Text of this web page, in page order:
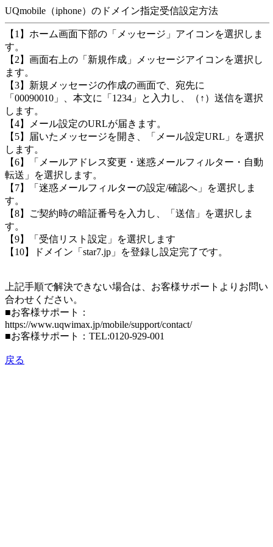
UQmobile（iphone）のドメイン指定受信設定方法
【1】ホーム画面下部の「メッセージ」アイコンを選択しま
す。
【2】画面右上の「新規作成」メッセージアイコンを選択し
ます。
【3】新規メッセージの作成の画面で、宛先に
「00090010」、本文に「1234」と入力し、（↑）送信を選択
します。
【4】メール設定のURLが届きます。
【5】届いたメッセージを開き、「メール設定URL」を選択
します。
【6】「メールアドレス変更・迷惑メールフィルター・自動
転送」を選択します。
【7】「迷惑メールフィルターの設定/確認へ」を選択しま
す。
【8】ご契約時の暗証番号を入力し、「送信」を選択しま
す。
【9】「受信リスト設定」を選択します
【10】ドメイン「star7.jp」を登録し設定完了です。
上記手順で解決できない場合は、お客様サポートよりお問い
合わせください。
■お客様サポート：
https://www.uqwimax.jp/mobile/support/contact/
■お客様サポート：TEL:0120-929-001
戻る